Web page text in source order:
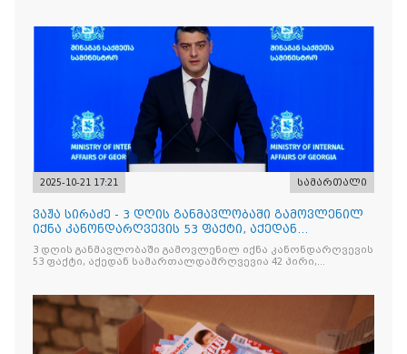
2025-10-21 17:21 სამართალი
ვაჟა სირაძე - 3 დღის განმავლობაში გამოვლენილ
იქნა კანონდარღვევის 53 ფაქტი, აქედან
სამართალდამრღვევია
3 დღის განმავლობაში გამოვლენილ იქნა კანონდარღვევის
53 ფაქტი, აქედან სამართალდამრღვევია 42 პირი,